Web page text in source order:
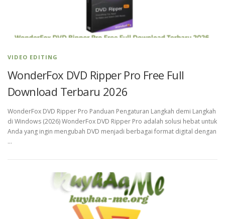
VIDEO EDITING
WonderFox DVD Ripper Pro Free Full
Download Terbaru 2026
WonderFox DVD Ripper Pro Panduan Pengaturan Langkah demi Langkah
di Windows (2026) WonderFox DVD Ripper Pro adalah solusi hebat untuk
Anda yang ingin mengubah DVD menjadi berbagai format digital dengan
…